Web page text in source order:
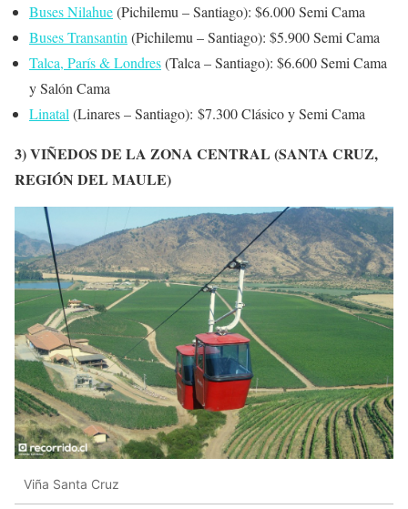
Buses Nilahue(Pichilemu – Santiago): $6.000 Semi Cama
Buses Transantin (Pichilemu – Santiago): $5.900 Semi Cama
Talca, París & Londres(Talca – Santiago): $6.600 Semi Cama
y Salón Cama
Linatal (Linares – Santiago): $7.300 Clásico y Semi Cama
3) VIÑEDOS DE LA ZONA CENTRAL (SANTA CRUZ,
REGIÓN DEL MAULE)
Viña Santa Cruz